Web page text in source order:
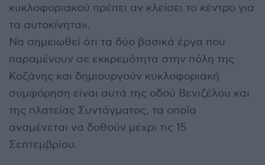
κυκλοφοριακού πρέπει αν κλείσει το κέντρο για
τα αυτοκίνητα».
Να σημειωθεί ότι τα δύο βασικά έργα που
παραμένουν σε εκκρεμότητα στην πόλη της
Κοζάνης και δημιουργούν κυκλοφοριακή
συμφόρηση είναι αυτά της οδού Βενιζέλου και
της πλατείας Συντάγματος, τα οποία
αναμένεται να δοθούν μέχρι τις 15
Σεπτεμβρίου.